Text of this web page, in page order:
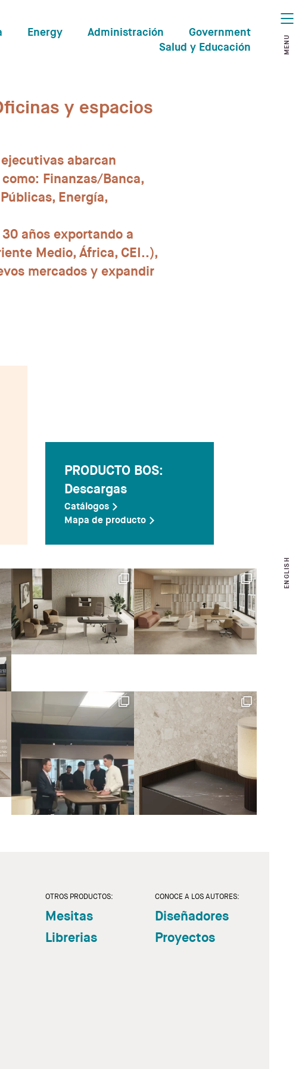
Energy Administración
Government
Salud y Educación
MENU
ENGLISH
y espacios
abarcan
Finanzas/Banca,
Energía,
años exportando a
Medio, África, CEI..),
mercados y expandir
PRODUCTO BOS:
Descargas
Catálogos
Mapa de producto
OTROS PRODUCTOS:
Mesitas
Librerias
CONOCE A LOS AUTORES:
Diseñadores
Proyectos